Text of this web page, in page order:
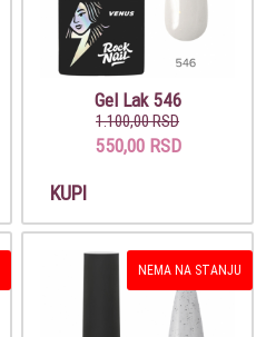
Gel Lak 546
1.100,00 RSD
550,00 RSD
KUPI
NEMA NA STANJU